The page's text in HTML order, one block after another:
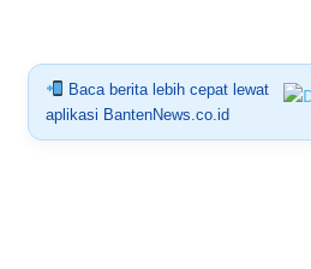
Baca berita lebih cepat lewat
aplikasi BantenNews.co.id